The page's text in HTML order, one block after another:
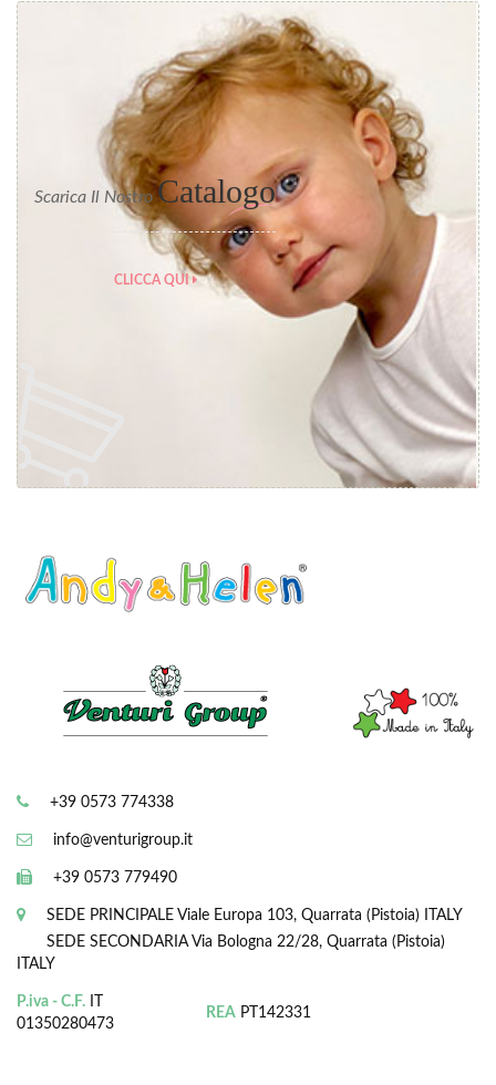
Scarica Il Nostro Catalogo
CLICCA QUI
+39 0573 774338
info@venturigroup.it
+39 0573 779490
SEDE PRINCIPALE Viale Europa 103, Quarrata (Pistoia) ITALY
SEDE SECONDARIAVia Bologna 22/28, Quarrata (Pistoia)
ITALY
P.iva - C.F.
01350280473
REA PT142331